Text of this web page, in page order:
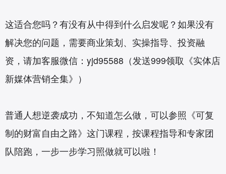
这适合您吗？有没有从中得到什么启发呢？如果没有
解决您的问题，需要商业策划、实操指导、投资融
资，请加客服微信：yjd95588（发送999领取《实体店
新媒体营销全集》）
普通人想逆袭成功，不知道怎么做，可以参照《可复
制的财富自由之路》这门课程，按课程指导和专家团
队陪跑，一步一步学习照做就可以啦！